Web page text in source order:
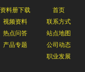
资料册下载
视频资料
热点问答
产品专题
首页
联系方式
站点地图
公司动态
职业发展